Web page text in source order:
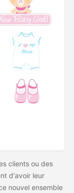
clients ou des
d'avoir leur
nouvel ensemble